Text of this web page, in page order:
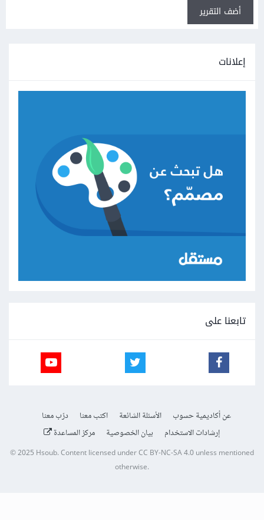
أضف التقرير
إعلانات
تابعنا على
عن أكاديمية حسوب الأسئلة الشائعة اكتب معنا
درّب معنا
إرشادات الاستخدام
بيان الخصوصية مركز المساعدة
© 2025 Hsoub.Content licensed underCC BY-NC-SA 4.0unless mentioned
otherwise.